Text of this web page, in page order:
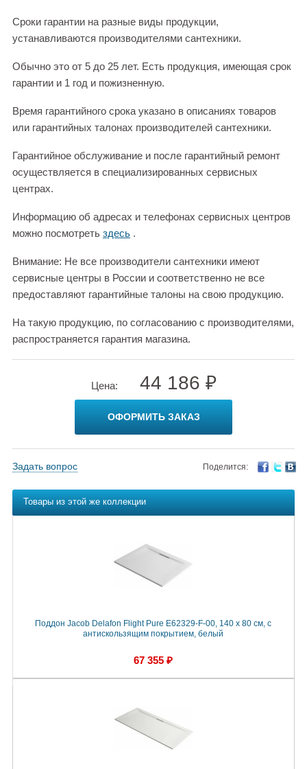
Сроки гарантии на разные виды продукции,
устанавливаются производителями сантехники.
Обычно это от 5 до 25 лет. Есть продукция, имеющая срок
гарантии и 1 год и пожизненную.
Время гарантийного срока указано в описаниях товаров
или гарантийных талонах производителей сантехники.
Гарантийное обслуживание и после гарантийный ремонт
осуществляется в специализированных сервисных
центрах.
Информацию об адресах и телефонах сервисных центров
можно посмотреть здесь .
Внимание: Не все производители сантехники имеют
сервисные центры в России и соответственно не все
предоставляют гарантийные талоны на свою продукцию.
На такую продукцию, по согласованию с производителями,
распространяется гарантия магазина.
Цена: 44 186 ₽
ОФОРМИТЬ ЗАКАЗ
Задать вопрос Поделится:
Товары из этой же коллекции
Поддон Jacob Delafon Flight Pure E62329-F-00, 140 x 80 см, с
антискользящим покрытием, белый
67 355 ₽